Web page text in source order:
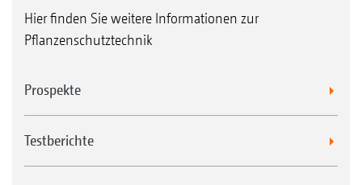
Hier finden Sie weitere Informationen zur
Pflanzenschutztechnik
Prospekte
Testberichte